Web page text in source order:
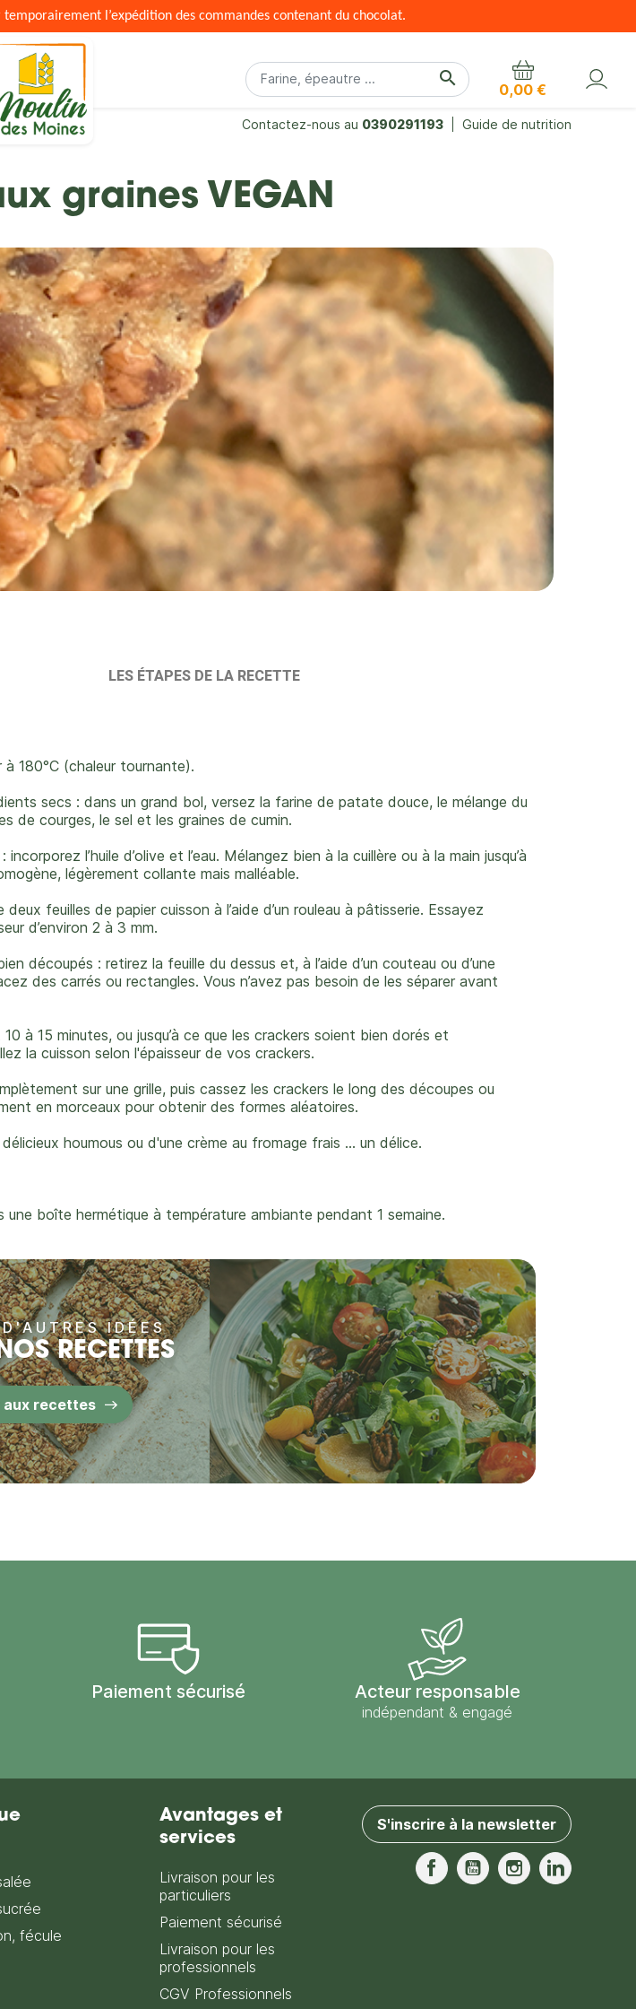
l’expédition des commandes contenant du chocolat.
search
0,00 €
Contactez-nous au 0390291193 Guide de nutrition
graines VEGAN
LES ÉTAPES DE LA RECETTE
180°C (chaleur tournante).
secs : dans un grand bol, versez la farine de patate douce, le mélange du
de courges, le sel et les graines de cumin.
l’huile d’olive et l’eau. Mélangez bien à la cuillère ou à la main jusqu’à
légèrement collante mais malléable.
feuilles de papier cuisson à l’aide d’un rouleau à pâtisserie. Essayez
d’environ 2 à 3 mm.
découpés : retirez la feuille du dessus et, à l’aide d’un couteau ou d’une
des carrés ou rectangles. Vous n’avez pas besoin de les séparer avant
à 15 minutes, ou jusqu’à ce que les crackers soient bien dorés et
la cuisson selon l'épaisseur de vos crackers.
sur une grille, puis cassez les crackers le long des découpes ou
en morceaux pour obtenir des formes aléatoires.
houmous ou d'une crème au fromage frais ... un délice.
une boîte hermétique à température ambiante pendant 1 semaine.
IDÉES
RECETTES
aux recettes
Paiement sécurisé Acteur responsable
indépendant & engagé
fécule
Avantages et
services
Livraison pour les
particuliers
Paiement sécurisé
Livraison pour les
professionnels
CGV Professionnels
S'inscrire à la newsletter